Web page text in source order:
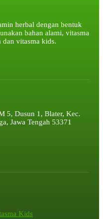
herbal dengan bentuk
bahan alami, vitasma
vitasma kids.
5, Dusun 1, Blater, Kec.
Jawa Tengah 53371
Kids